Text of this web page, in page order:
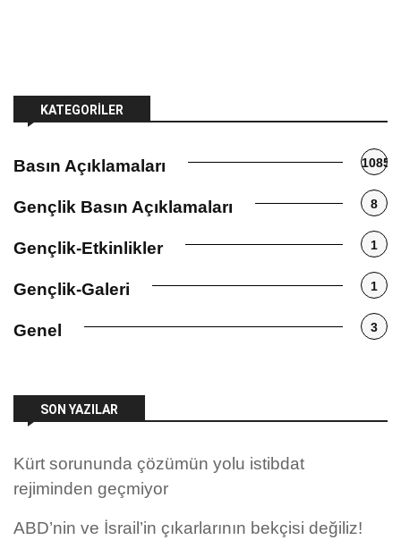
KATEGORILER
Basın Açıklamaları 1085
Gençlik Basın Açıklamaları 8
Gençlik-Etkinlikler 1
Gençlik-Galeri 1
Genel 3
SON YAZILAR
Kürt sorununda çözümün yolu istibdat
rejiminden geçmiyor
ABD’nin ve İsrail’in çıkarlarının bekçisi değiliz!